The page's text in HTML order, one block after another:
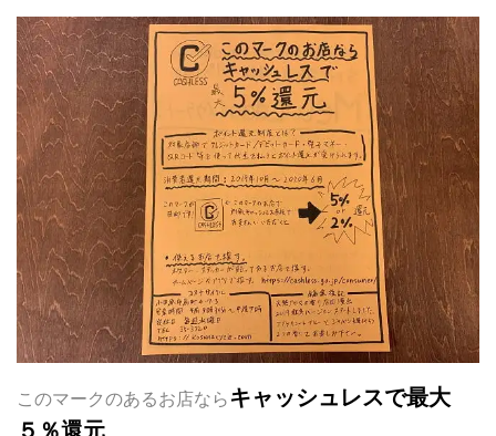
このマークのあるお店なら キャッシュレスで最大
５％還元